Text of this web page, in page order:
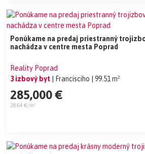
Ponúkame na predaj priestranný
nachádza v centre mesta Poprad
Reality Poprad
3 izbový byt
| Francisciho | 99.51 m²
285,000 €
2864 €/m²